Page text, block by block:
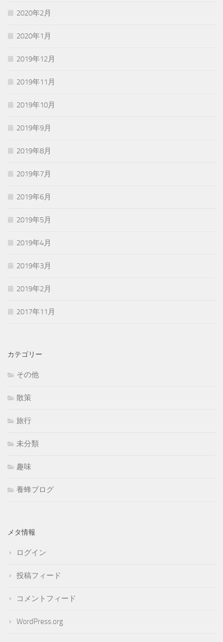
2020年2月
2020年1月
2019年12月
2019年11月
2019年10月
2019年9月
2019年8月
2019年7月
2019年6月
2019年5月
2019年4月
2019年3月
2019年2月
2017年11月
カテゴリー
その他
散策
旅行
未分類
趣味
養蜂ブログ
メタ情報
ログイン
投稿フィード
コメントフィード
WordPress.org